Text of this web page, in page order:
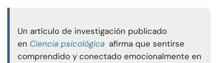
Un artículo de investigación publicado
en Ciencia psicológica afirma que sentirse
comprendido y conectado emocionalmente en